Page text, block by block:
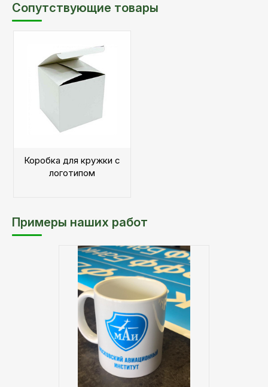
Сопутствующие товары
Коробка для кружки с
логотипом
Примеры наших работ